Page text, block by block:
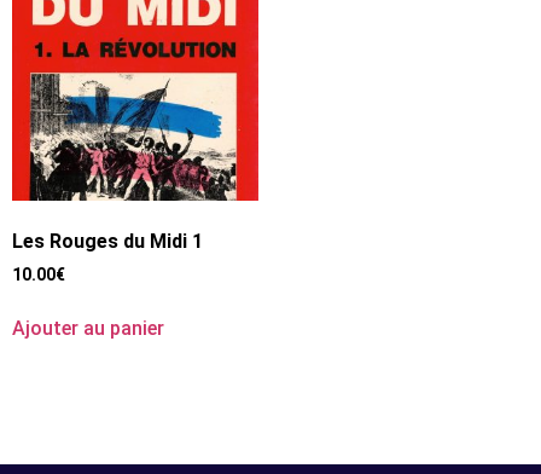
Les Rouges du Midi 1
10.00€
Ajouter au panier